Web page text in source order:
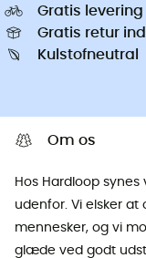
Gratis levering
Gratis retur
Kulstofneutral
Om os
Hos Hardloop
udenfor. Vi elsker
mennesker, og vi
glæde ved godt